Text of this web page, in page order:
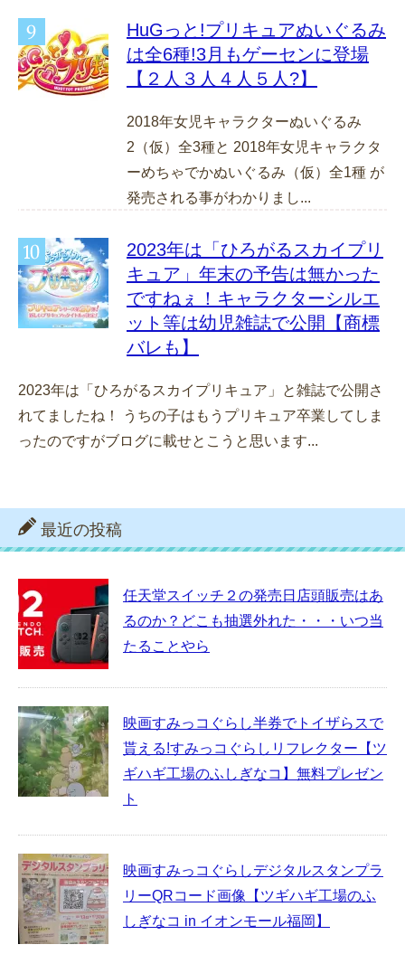
HuGっと!プリキュアぬいぐるみ
は全6種!3月もゲーセンに登場
【２人３人４人５人?】
2018年女児キャラクターぬいぐるみ
2（仮）全3種と 2018年女児キャラクタ
ーめちゃでかぬいぐるみ（仮）全1種 が
発売される事がわかりまし...
2023年は「ひろがるスカイプリ
キュア」年末の予告は無かった
ですねぇ！キャラクターシルエ
ット等は幼児雑誌で公開【商標
バレも】
2023年は「ひろがるスカイプリキュア」と雑誌で公開さ
れてましたね！ うちの子はもうプリキュア卒業してしま
ったのですがブログに載せとこうと思います...
最近の投稿
任天堂スイッチ２の発売日店頭販売はあ
るのか？どこも抽選外れた・・・いつ当
たることやら
映画すみっコぐらし半券でトイザらスで
貰える!すみっコぐらしリフレクター【ツ
ギハギ工場のふしぎなコ】無料プレゼン
ト
映画すみっコぐらしデジタルスタンプラ
リーQRコード画像【ツギハギ工場のふ
しぎなコ in イオンモール福岡】